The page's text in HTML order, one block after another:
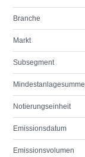
Branche
Markt
Subsegment
Mindestanlagesumme
Notierungseinheit
Emissionsdatum
Emissionsvolumen